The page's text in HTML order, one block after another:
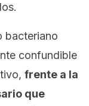
bacteriano
confundible
frente a la
que